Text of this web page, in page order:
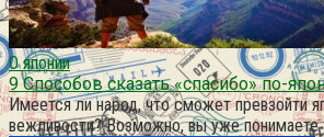
О японии
9 Способов сказать «спасибо» по-
Имеется ли народ, что сможет превзойти
вежливости? Возможно, вы уже понимаете